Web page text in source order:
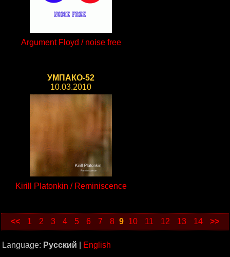
Argument Floyd / noise free
УМПАКО-52
10.03.2010
Kirill Platonkin / Reminiscence
<< 1 2 3 4 5 6 7 8 9 10 11 12 13 14 >>
Language: Русский English